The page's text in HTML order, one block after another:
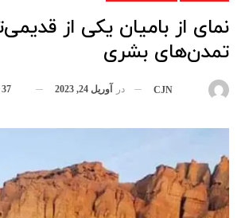
نمای از بامیان یکی از
تمدن‌های بشری
CJN در آوریل 24, 2023 37